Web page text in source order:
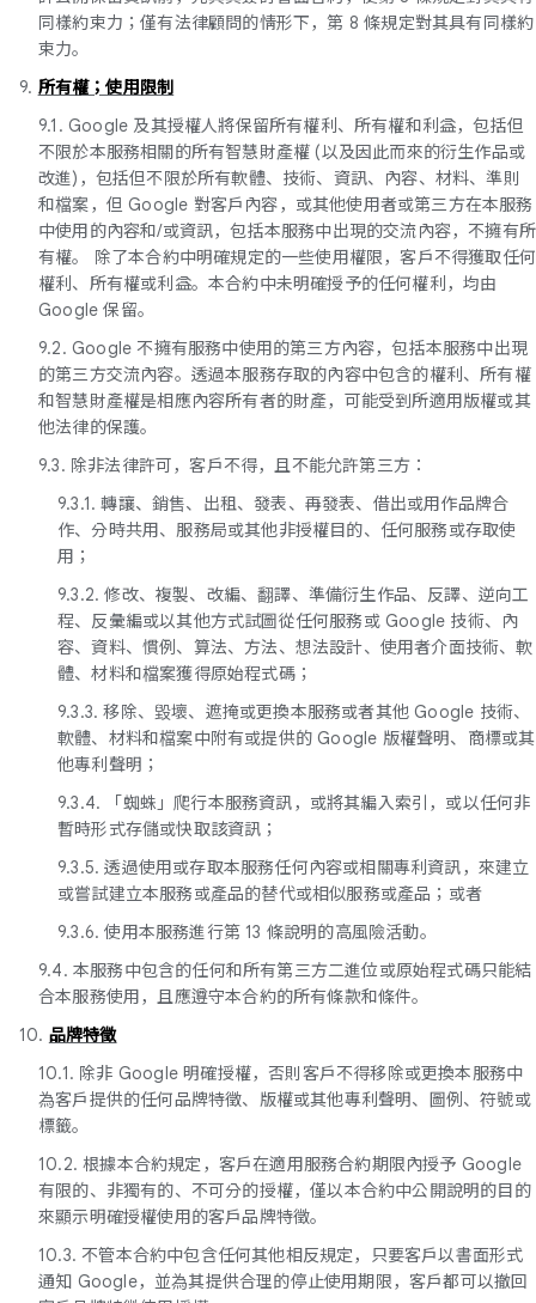
同樣約束力；僅有法律顧問的情形下，第 8 條規定對其具有同樣約
束力。
9. 所有權；使用限制
9.1. Google 及其授權人將保留所有權利、所有權和利益，包括但
不限於本服務相關的所有智慧財產權 (以及因此而來的衍生作品或
改進)，包括但不限於所有軟體、技術、資訊、內容、材料、準則
和檔案，但 Google 對客戶內容，或其他使用者或第三方在本服務
中使用的內容和/或資訊，包括本服務中出現的交流內容，不擁有所
有權。 除了本合約中明確規定的一些使用權限，客戶不得獲取任何
權利、所有權或利益。本合約中未明確授予的任何權利，均由
Google 保留。
9.2. Google 不擁有服務中使用的第三方內容，包括本服務中出現
的第三方交流內容。透過本服務存取的內容中包含的權利、所有權
和智慧財產權是相應內容所有者的財產，可能受到所適用版權或其
他法律的保護。
9.3. 除非法律許可，客戶不得，且不能允許第三方：
9.3.1. 轉讓、銷售、出租、發表、再發表、借出或用作品牌合
作、分時共用、服務局或其他非授權目的、任何服務或存取使
用；
9.3.2. 修改、複製、改編、翻譯、準備衍生作品、反譯、逆向工
程、反彙編或以其他方式試圖從任何服務或 Google 技術、內
容、資料、慣例、算法、方法、想法設計、使用者介面技術、軟
體、材料和檔案獲得原始程式碼；
9.3.3. 移除、毀壞、遮掩或更換本服務或者其他 Google 技術、
軟體、材料和檔案中附有或提供的 Google 版權聲明、商標或其
他專利聲明；
9.3.4. 「蜘蛛」爬行本服務資訊，或將其編入索引，或以任何非
暫時形式存儲或快取該資訊；
9.3.5. 透過使用或存取本服務任何內容或相關專利資訊，來建立
或嘗試建立本服務或產品的替代或相似服務或產品；或者
9.3.6. 使用本服務進行第 13 條說明的高風險活動。
9.4. 本服務中包含的任何和所有第三方二進位或原始程式碼只能結
合本服務使用，且應遵守本合約的所有條款和條件。
10. 品牌特徵
10.1. 除非 Google 明確授權，否則客戶不得移除或更換本服務中
為客戶提供的任何品牌特徵、版權或其他專利聲明、圖例、符號或
標籤。
10.2. 根據本合約規定，客戶在適用服務合約期限內授予 Google
有限的、非獨有的、不可分的授權，僅以本合約中公開說明的目的
來顯示明確授權使用的客戶品牌特徵。
10.3. 不管本合約中包含任何其他相反規定，只要客戶以書面形式
通知 Google，並為其提供合理的停止使用期限，客戶都可以撤回